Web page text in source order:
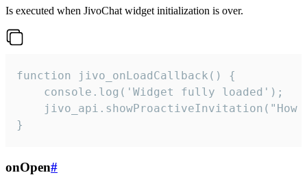
Is executed when JivoChat widget initialization is over.
function jivo_onLoadCallback() {
    console.log('Widget fully loaded');
jivo_api.showProactiveInvitation("How
}
onOpen#